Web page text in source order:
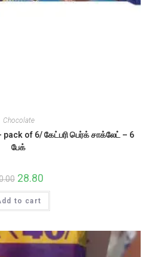
Chocolate
of 6/ கேட்பரி பெர்க் சாக்லேட் – 6
பேக்
Original
price
was:
₹30.00.
28.80Current
is:
to cart